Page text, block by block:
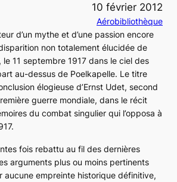
10 février 2012
Aérobibliothèque
d’un mythe et d’une passion encore
non totalement élucidée de
le 11 septembre 1917 dans le ciel des
au-dessus de Poelkapelle. Le titre
élogieuse d’Ernst Udet, second
guerre mondiale, dans le récit
du combat singulier qui l’opposa à
fois rebattu au fil des dernières
arguments plus ou moins pertinents
aucune empreinte historique définitive,